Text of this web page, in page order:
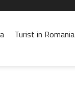
Turist in Romania